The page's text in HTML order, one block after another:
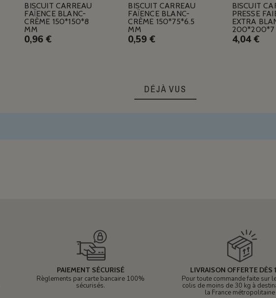
BISCUIT CARREAU
FAÏENCE BLANC-
CRÈME 150*150*8
MM
0,96 €
BISCUIT CARREAU
FAÏENCE BLANC-
CRÈME 150*75*6.5
MM
0,59 €
BISCUIT
PRESSE
EXTRA
200*200*7
4,04 €
DÉJÀ VUS
PAIEMENT SÉCURISÉ
Règlements par carte bancaire 100%
sécurisés.
LIVRAISON OFFERTE DÈS
Pour toute commande faite sur
colis de moins de 30 kg à
la France métropolitaine